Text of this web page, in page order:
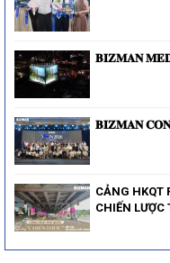
𝐁𝐈𝐙𝐌𝐀𝐍
𝐁𝐈𝐙𝐌𝐀𝐍
CẢNG HKQT
CHIẾN LƯỢC